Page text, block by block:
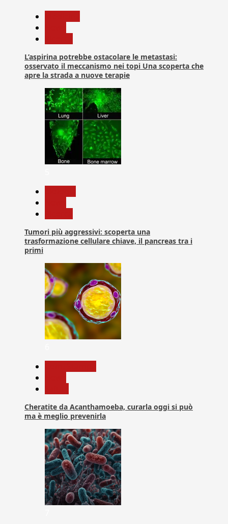
L’aspirina potrebbe ostacolare le metastasi:
osservato il meccanismo nei topi Una scoperta che
apre la strada a nuove terapie
Tumori più aggressivi: scoperta una
trasformazione cellulare chiave, il pancreas tra i
primi
Cheratite da Acanthamoeba, curarla oggi si può
ma è meglio prevenirla